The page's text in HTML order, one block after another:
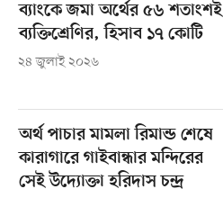
ব্যাংকে জমা অর্থের ৫৬ শতাংশই
ব্যক্তিশ্রেণির, হিসাব ১৭ কোটি
২৪ জুলাই ২০২৬
অর্থ পাচার মামলা রিমান্ড শেষে
কারাগারে গাইবান্ধার মন্দিরের
সেই উদ্যোক্তা হরিদাস চন্দ্র